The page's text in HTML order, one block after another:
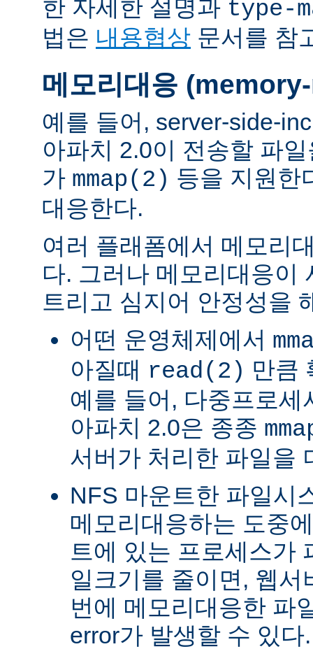
한 자세한 설명과 type-
법은 내용협상 문서를 참
메모리대응
예를 들어, server-side-
아파치 2.0이 전송할 파
가 mmap(2) 등을 지원한
대응한다.
여러 플래폼에서 메모리
다. 그러나 메모리대응이
트리고 심지어 안정성을
어떤 운영체제에서
아질때 read(2) 만큼
예를 들어, 다중프로
아파치 2.0은 종종
서버가 처리한 파일을
NFS 마운트한 파일시
메모리대응하는 도중
트에 있는 프로세스가
일크기를 줄이면, 웹
번에 메모리대응한 파
error가 발생할 수 있다.